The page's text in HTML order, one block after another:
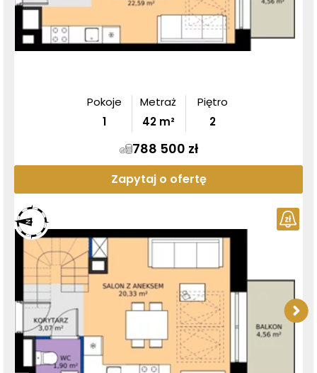
Pokoje
1
Metraż
42m²
Piętro
2
788 500 zł
Zapytaj o ofertę